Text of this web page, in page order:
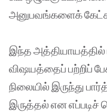
அனுபவங்களைக்
இந்த அத்தியாயத்தில்
விஷயத்தைப் பற்றிப்
நிலையில் இருந்து
இருத்தல் என எப்படிச்